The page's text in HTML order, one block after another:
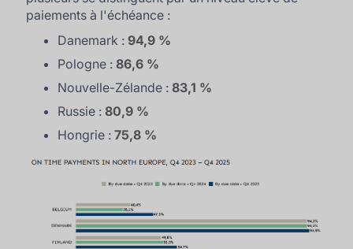
paiements à l'échéance :
Danemark :94,9 %
Pologne :86,6 %
Nouvelle-Zélande :83,1 %
Russie :80,9 %
Hongrie :75,8 %